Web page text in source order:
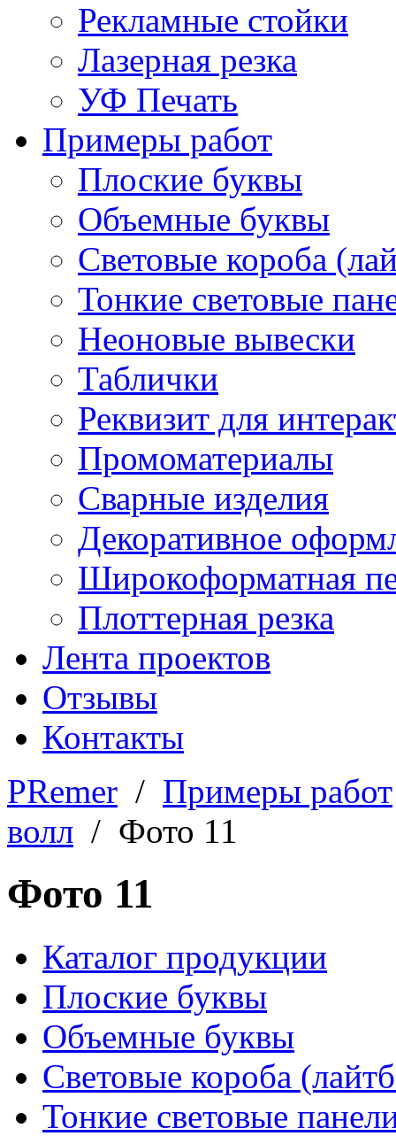
Рекламные стойки
Лазерная резка
УФ Печать
Примеры работ
Плоские буквы
Объемные буквы
Световые короба
Тонкие световые
Неоновые вывески
Таблички
Реквизит для
Промоматериалы
Сварные изделия
Декоративное
Широкоформатная
Плоттерная резка
Лента проектов
Отзывы
Контакты
PRemer / Примеры работ
волл / Фото 11
Фото 11
Каталог продукции
Плоские буквы
Объемные буквы
Световые короба
Тонкие световые